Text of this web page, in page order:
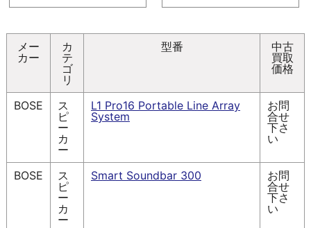
メー
カー
カ
テ
ゴ
リ
型番
中古
買取
価格
BOSE
ス
ピ
ー
カ
ー
L1 Pro16 Portable Line Array
System
お問
合せ
下さ
い
BOSE
ス
ピ
ー
カ
ー
Smart Soundbar 300
お問
合せ
下さ
い